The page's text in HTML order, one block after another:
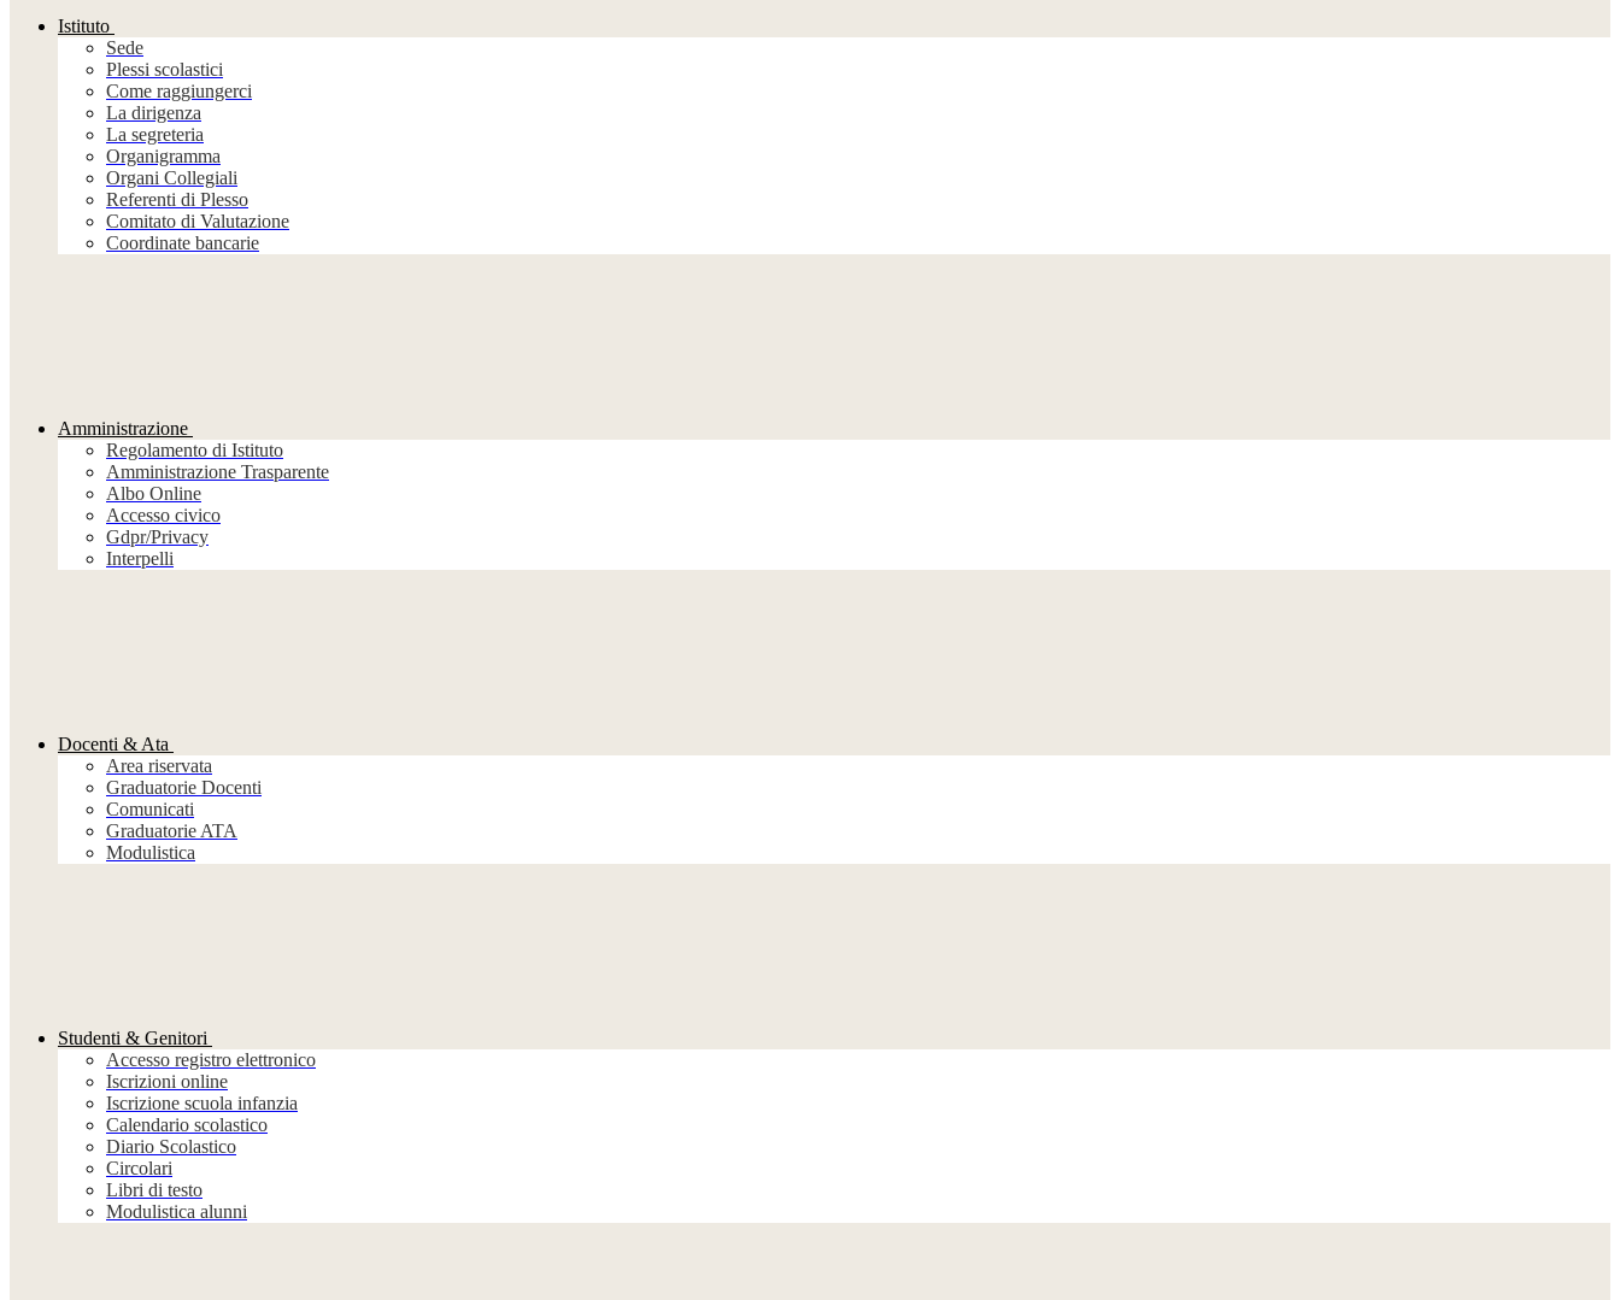
Istituto
Sede
Plessi scolastici
Come raggiungerci
La dirigenza
La segreteria
Organigramma
Organi Collegiali
Referenti di Plesso
Comitato di Valutazione
Coordinate bancarie
Amministrazione
Regolamento di Istituto
Amministrazione Trasparente
Albo Online
Accesso civico
Gdpr/Privacy
Interpelli
Docenti & Ata
Area riservata
Graduatorie Docenti
Comunicati
Graduatorie ATA
Modulistica
Studenti & Genitori
Accesso registro elettronico
Iscrizioni online
Iscrizione scuola infanzia
Calendario scolastico
Diario Scolastico
Circolari
Libri di testo
Modulistica alunni